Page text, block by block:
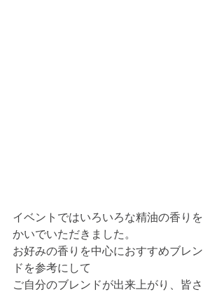
イベントではいろいろな精油の香りを
かいでいただきました。
お好みの香りを中心におすすめブレン
ドを参考にして
ご自分のブレンドが出来上がり、皆さ